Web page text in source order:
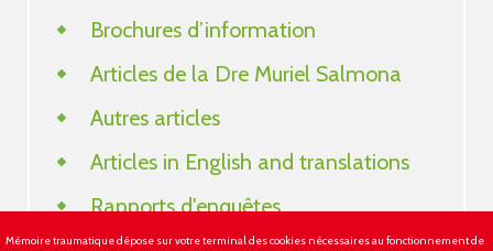
Brochures d’information
Articles de la Dre Muriel Salmona
Autres articles
Articles in English and translations
Rapports d'enquêtes
Mémoire traumatique dépose sur votre terminal des cookies nécessaires au fonctionnement de